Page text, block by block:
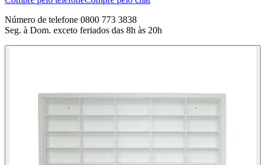
Número de telefone 0800 773 3838
Seg. à Dom. exceto feriados das 8h às 20h